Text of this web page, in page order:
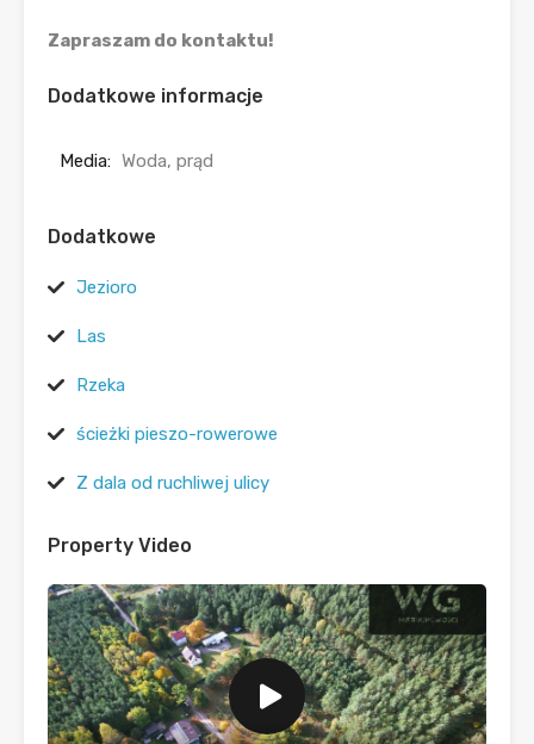
Zapraszam do kontaktu!
Dodatkowe informacje
Media: Woda, prąd
Dodatkowe
Jezioro
Las
Rzeka
ścieżki pieszo-rowerowe
Z dala od ruchliwej ulicy
Property Video